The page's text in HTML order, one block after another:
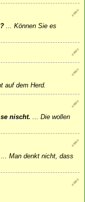
... Können Sie es
auf dem Herd.
nischt. ... Die wollen
... Man denkt nicht, dass